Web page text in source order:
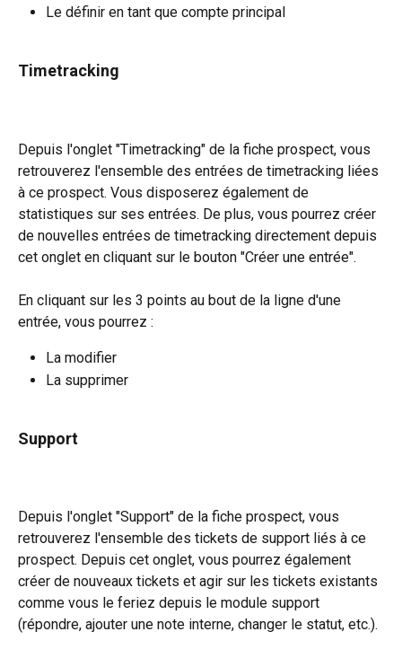
Le définir en tant que compte principal
Timetracking
Depuis l'onglet "Timetracking" de la fiche prospect, vous
retrouverez l'ensemble des entrées de timetracking liées
à ce prospect. Vous disposerez également de
statistiques sur ses entrées. De plus, vous pourrez créer
de nouvelles entrées de timetracking directement depuis
cet onglet en cliquant sur le bouton "Créer une entrée".
En cliquant sur les 3 points au bout de la ligne d'une
entrée, vous pourrez :
La modifier
La supprimer
Support
Depuis l'onglet "Support" de la fiche prospect, vous
retrouverez l'ensemble des tickets de support liés à ce
prospect. Depuis cet onglet, vous pourrez également
créer de nouveaux tickets et agir sur les tickets existants
comme vous le feriez depuis le module support
(répondre, ajouter une note interne, changer le statut, etc.).